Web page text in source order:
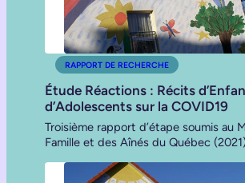
RAPPORT DE RECHERCHE
Étude Réactions : Récits
d’Adolescents sur la COVID19
Troisième rapport d’étape soumis au
Famille et des Aînés du Québec